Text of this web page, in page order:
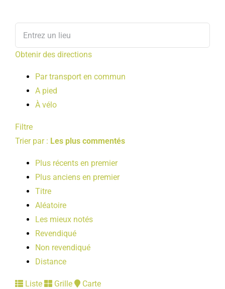
Obtenir des directions
Par transport en commun
A pied
À vélo
Filtre
Trier par : Les plus commentés
Plus récents en premier
Plus anciens en premier
Titre
Aléatoire
Les mieux notés
Revendiqué
Non revendiqué
Distance
Liste Grille
Carte